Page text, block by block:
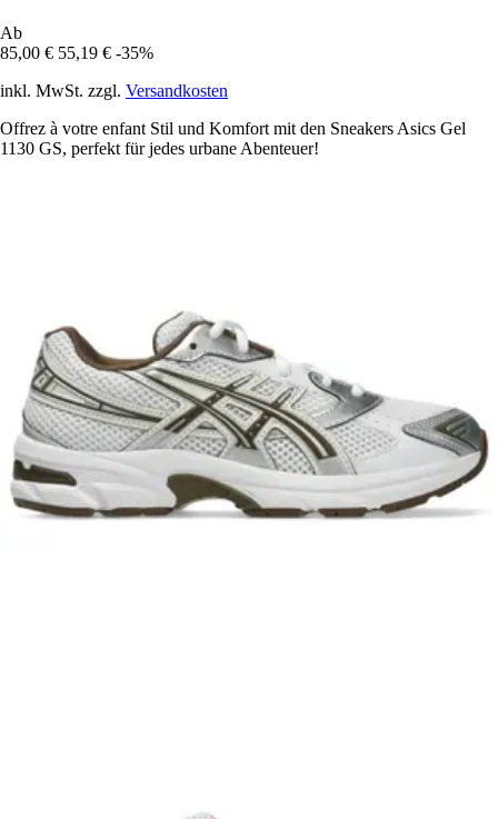
Ab
85,00 € 55,19 € -35%
inkl. MwSt. zzgl. Versandkosten
Offrez à votre enfant Stil und Komfort mit den Sneakers Asics Gel
1130 GS, perfekt für jedes urbane Abenteuer!